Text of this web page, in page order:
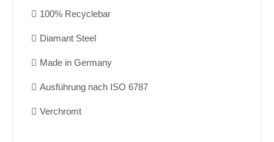
100% Recyclebar
Diamant Steel
Made in Germany
Ausführung nach ISO 6787
Verchromt